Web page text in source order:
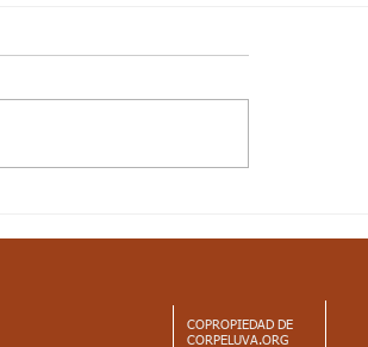
COPROPIEDAD DE
CORPELUVA.ORG